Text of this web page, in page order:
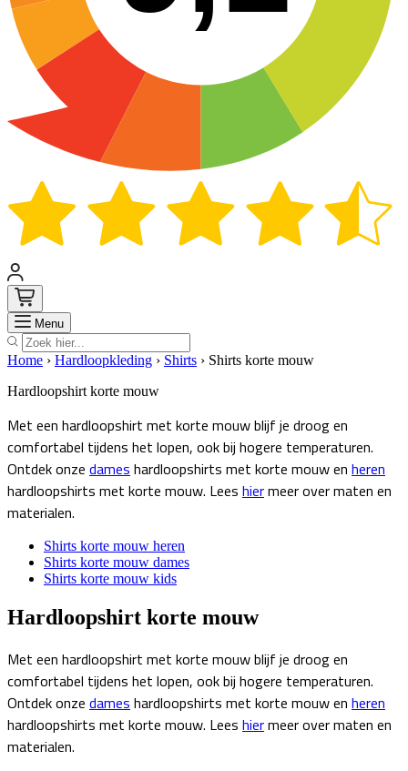
Menu Zoek
Home › Hardloopkleding › Shirts › Shirts korte mouw
Hardloopshirt korte mouw
Met een hardloopshirt met korte mouw blijf je droog en
comfortabel tijdens het lopen, ook bij hogere temperaturen.
Ontdek onze dames hardloopshirts met korte mouw en heren
hardloopshirts met korte mouw. Lees hiermeer over maten en
materialen.
Shirts korte mouw heren
Shirts korte mouw dames
Shirts korte mouw kids
Hardloopshirt korte mouw
Met een hardloopshirt met korte mouw blijf je droog en
comfortabel tijdens het lopen, ook bij hogere temperaturen.
Ontdek onze dames hardloopshirts met korte mouw en heren
hardloopshirts met korte mouw. Lees hiermeer over maten en
materialen.